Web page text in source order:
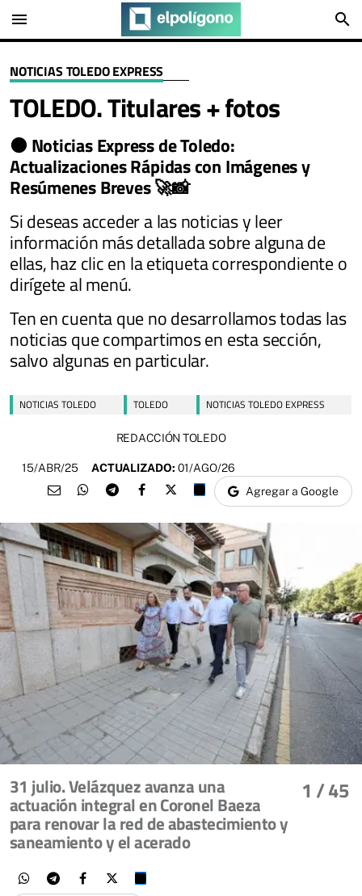
menu search
NOTICIAS TOLEDO EXPRESS
TOLEDO. Titulares + fotos
🟠 Noticias Express de Toledo:
Actualizaciones Rápidas con Imágenes y
Resúmenes Breves​ 🚀📸
Si deseas acceder a las noticias y leer
información más detallada sobre alguna de
ellas, haz clic en la etiqueta correspondiente o
dirígete al menú.
Ten en cuenta que no desarrollamos todas las
noticias que compartimos en esta sección,
salvo algunas en particular.
NOTICIAS TOLEDO TOLEDO NOTICIAS TOLEDO EXPRESS
REDACCIÓN TOLEDO
15/ABR/25 ACTUALIZADO: 01/AGO/26
Agregar a Google
1 / 45
31 julio. Velázquez avanza una
actuación integral en Coronel Baeza
para renovar la red de abastecimiento y
saneamiento y el acerado